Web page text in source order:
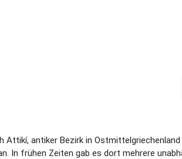
Attikí, antiker Bezirk in
In frühen Zeiten gab es dort mehrere